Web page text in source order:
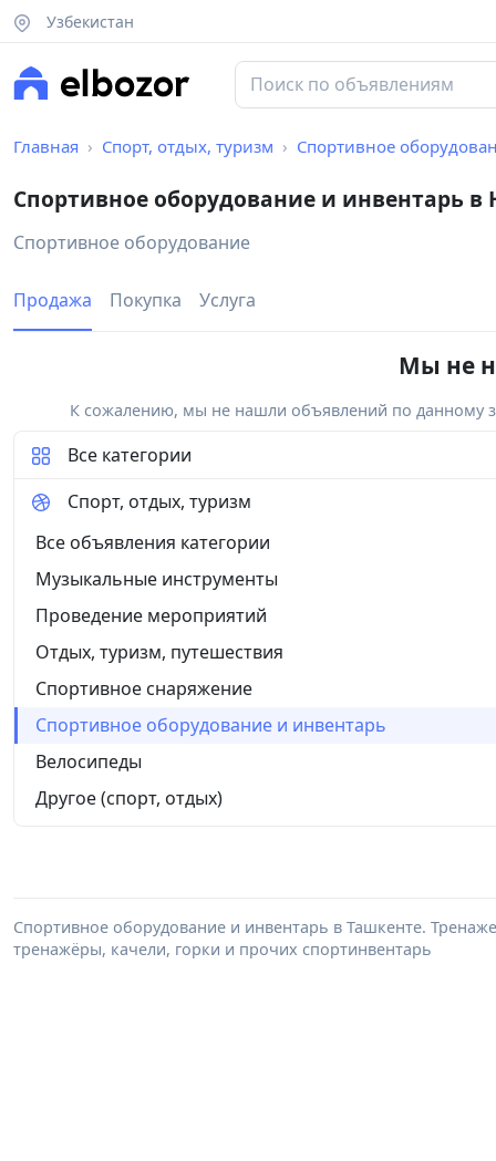
Узбекистан
Главная Спорт, отдых, туризм Спортивное
Спортивное оборудование и инвентарь в
Спортивное оборудование
Продажа Покупка Услуга
Мы не
К сожалению, мы не нашли объявлений по данному
Все категории
Спорт, отдых, туризм
Все объявления категории
Музыкальные инструменты
Проведение мероприятий
Отдых, туризм, путешествия
Спортивное снаряжение
Спортивное оборудование и инвентарь
Велосипеды
Другое (спорт, отдых)
Спортивное оборудование и инвентарь в Ташкенте.
тренажёры, качели, горки и прочих спортинвентарь